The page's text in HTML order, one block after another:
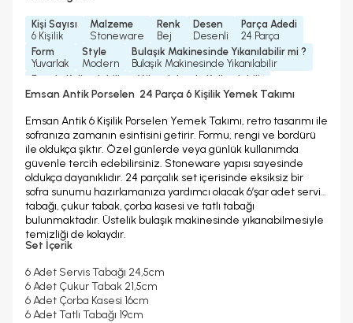
Kişi Sayısı
6 Kişilik
Malzeme
Stoneware
Renk
Bej
Desen
Desenli
Parça Adedi
24 Parça
Form
Yuvarlak
Style
Modern
Bulaşık Makinesinde Yıkanılabilir mi ?
Bulaşık Makinesinde Yıkanılabilir
Fırında Kullanılabilir
Hayır
Mikrodalgada Kullanılabilir
Evet
2 Yıl
2 Yıl
Emsan Antik Porselen 24 Parça 6 Kişilik Yemek Takımı
Emsan Antik 6 Kişilik Porselen Yemek Takımı, retro tasarımı ile
sofranıza zamanın esintisini getirir. Formu, rengi ve bordürü
ile oldukça şıktır. Özel günlerde veya günlük kullanımda
güvenle tercih edebilirsiniz. Stoneware yapısı sayesinde
oldukça dayanıklıdır. 24 parçalık set içerisinde eksiksiz bir
sofra sunumu hazırlamanıza yardımcı olacak 6’şar adet servis
tabağı, çukur tabak, çorba kasesi ve tatlı tabağı
bulunmaktadır. Üstelik bulaşık makinesinde yıkanabilmesiyle
temizliği de kolaydır.
Set İçerik
6 Adet Servis Tabağı 24,5cm
6 Adet Çukur Tabak 21,5cm
6 Adet Çorba Kasesi 16cm
6 Adet Tatlı Tabağı 19cm